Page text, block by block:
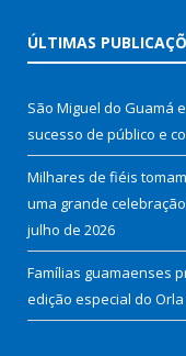
ÚLTIMAS
São Miguel do Guamá
sucesso de público e
Milhares de fiéis
uma grande
julho de 2026
Famílias guamaenses
edição especial do Orla